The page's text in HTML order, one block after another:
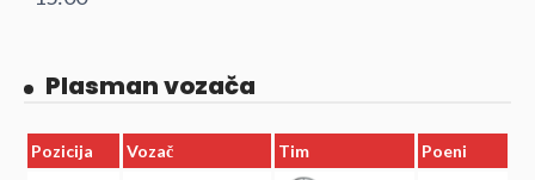
Plasman vozača
Pozicija Vozač Tim Poeni